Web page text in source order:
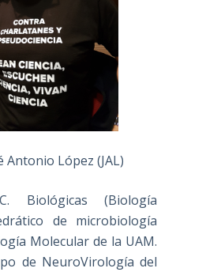
Antonio López (JAL)
Biológicas (Biología
de microbiología
Molecular de la UAM.
de NeuroVirología del